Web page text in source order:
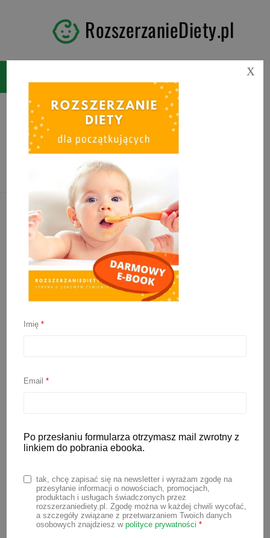
RozszerzanieDiety.pl
Tag:Nawał pokarmu
objawy
tak naturalna i intuicyjna czynność, że
nie jest w stanie nas zaskoczyć. Jednak
zdarzają się sytuacje, które budzą u
młodych mam obawy. Jedną z takich
sytuacji jest nawał pokarmu (nawał
Imię*
Email*
Po przesłaniu formularza otrzymasz mail zwrotny z
linkiem do pobrania ebooka.
tak, chcę zapisać się na newsletter i wyrażam zgodę na
przesyłanie informacji o nowościach, promocjach,
produktach i usługach świadczonych przez
rozszerzaniediety.pl. Zgodę można w każdej chwili wycofać,
a szczegóły związane z przetwarzaniem Twoich danych
osobowych znajdziesz w polityce prywatności *
X